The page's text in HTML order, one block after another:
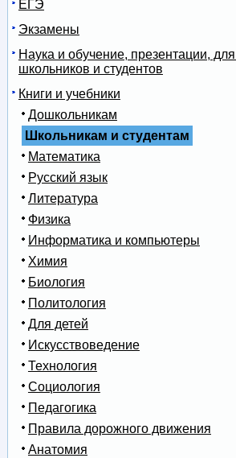
ЕГЭ
Экзамены
Наука и обучение, презентации,
школьников и студентов
Книги и учебники
Дошкольникам
Школьникам и студентам
Математика
Русский язык
Литература
Физика
Информатика и компьютеры
Химия
Биология
Политология
Для детей
Искусствоведение
Технология
Социология
Педагогика
Правила дорожного движения
Анатомия